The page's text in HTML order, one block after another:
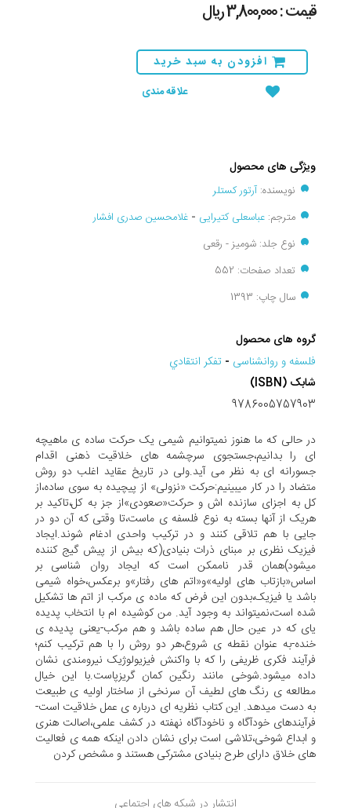
قیمت : 3,800,000 ريال
افزودن به سبد خرید
علاقه مندی
ویژگی های محصول
نویسنده: آرتور کستلر
مترجم: عباسعلی کتیرایی - غلامحسین صدری افشار
نوع جلد: شومیز - رقعی
تعداد صفحات: 552
سال چاپ: 1393
گروه های محصول
فلسفه و روانشناسی - تفکر انتقادي
شابک (ISBN)
9786005757903
در حالی که ما هنوز نمیتوانیم شیمی یک حرکت ساده ی ماهیچه
ای را بدانیم،جستجوی سرچشمه های خلاقیت ذهنی اقدام
جسورانه ای به نظر می آید.ولی در تاریخ عقاید اغلب دو روش
متضاد را در کار میبینیم:حرکت «نزولی» از پیچیده به سوی ساده،از
کل به اجزای سازنده اش و حرکت«صعودی»از جز به کل،تاکید بر
هریک از آنها بسته به نوع فلسفه ی ماست،تا وقتی که آن دو در
جایی با هم تلاقی کنند و در ترکیب واحدی ادغام شوند.ایجاد
فیزیک نظری بر مبنای ذرات بنیادی(که بیش از پیش گیج کننده
میشود)همان قدر ناممکن است که ایجاد روان شناسی بر
اساس«بازتاب های اولیه»و«اتم های رفتار»و برعکس،خواه شیمی
باشد یا فیزیک،بدون این فرض که ماده ی مرکب از اتم ها تشکیل
شده است،نمیتواند به وجود آید. من کوشیده ام با انتخاب پدیده
یای که در عین حال هم ساده باشد و هم مرکب-یعنی پدیده ی
خنده-به عنوان نقطه ی شروع،هر دو روش را با هم ترکیب کنم؛
فرآیند فکری ظریفی را که با واکنش فیزیولوژیک نیرومندی نشان
داده میشود.شوخی مانند رنگین کمان گریزپاست.با این خیال
مطالعه ی رنگ های لطیف آن سرنخی از ساختار اولیه ی طبیعت
به دست میدهد. این کتاب نظریه ای درباره ی عمل خلاقیت است-
فرآیندهای خودآگاه و ناخودآگاه نهفته در کشف علمی،اصالت هنری
و ابداع شوخی،تلاشی است برای نشان دادن اینکه همه ی فعالیت
های خلاق دارای طرح بنیادی مشترکی هستند و مشخص کردن
انتشار در شبکه های اجتماعی